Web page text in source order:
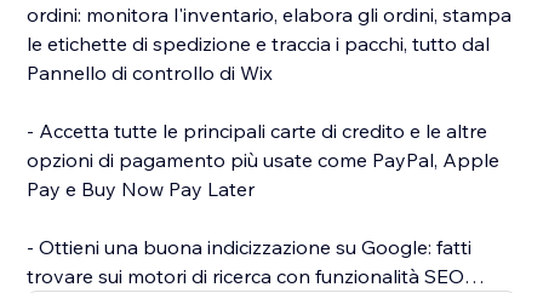
ordini: monitora l'inventario, elabora gli ordini, stampa
le etichette di spedizione e traccia i pacchi, tutto dal
Pannello di controllo di Wix
- Accetta tutte le principali carte di credito e le altre
opzioni di pagamento più usate come PayPal, Apple
Pay e Buy Now Pay Later
- Ottieni una buona indicizzazione su Google: fatti
trovare sui motori di ricerca con funzionalità SEO